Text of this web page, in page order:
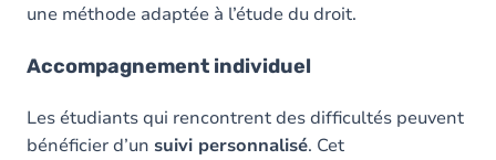
une méthode adaptée à l’étude du droit.
Accompagnement individuel
Les étudiants qui rencontrent des difficultés peuvent
bénéficier d’un suivi personnalisé. Cet